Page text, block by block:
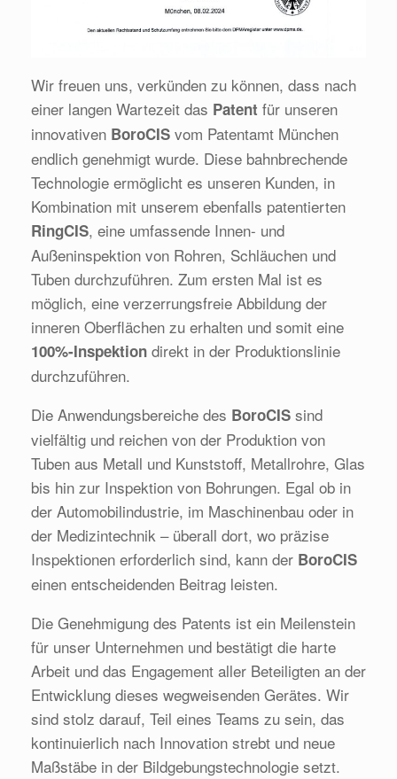
Wir freuen uns, verkünden zu können, dass nach
einer langen Wartezeit das Patent für unseren
innovativen BoroCIS vom Patentamt München
endlich genehmigt wurde. Diese bahnbrechende
Technologie ermöglicht es unseren Kunden, in
Kombination mit unserem ebenfalls patentierten
RingCIS, eine umfassende Innen- und
Außeninspektion von Rohren, Schläuchen und
Tuben durchzuführen. Zum ersten Mal ist es
möglich, eine verzerrungsfreie Abbildung der
inneren Oberflächen zu erhalten und somit eine
100%-Inspektion direkt in der Produktionslinie
durchzuführen.
Die Anwendungsbereiche des BoroCIS sind
vielfältig und reichen von der Produktion von
Tuben aus Metall und Kunststoff, Metallrohre, Glas
bis hin zur Inspektion von Bohrungen. Egal ob in
der Automobilindustrie, im Maschinenbau oder in
der Medizintechnik – überall dort, wo präzise
Inspektionen erforderlich sind, kann der BoroCIS
einen entscheidenden Beitrag leisten.
Die Genehmigung des Patents ist ein Meilenstein
für unser Unternehmen und bestätigt die harte
Arbeit und das Engagement aller Beteiligten an der
Entwicklung dieses wegweisenden Gerätes. Wir
sind stolz darauf, Teil eines Teams zu sein, das
kontinuierlich nach Innovation strebt und neue
Maßstäbe in der Bildgebungstechnologie setzt.